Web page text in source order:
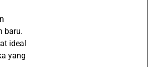
baru.
ideal
yang